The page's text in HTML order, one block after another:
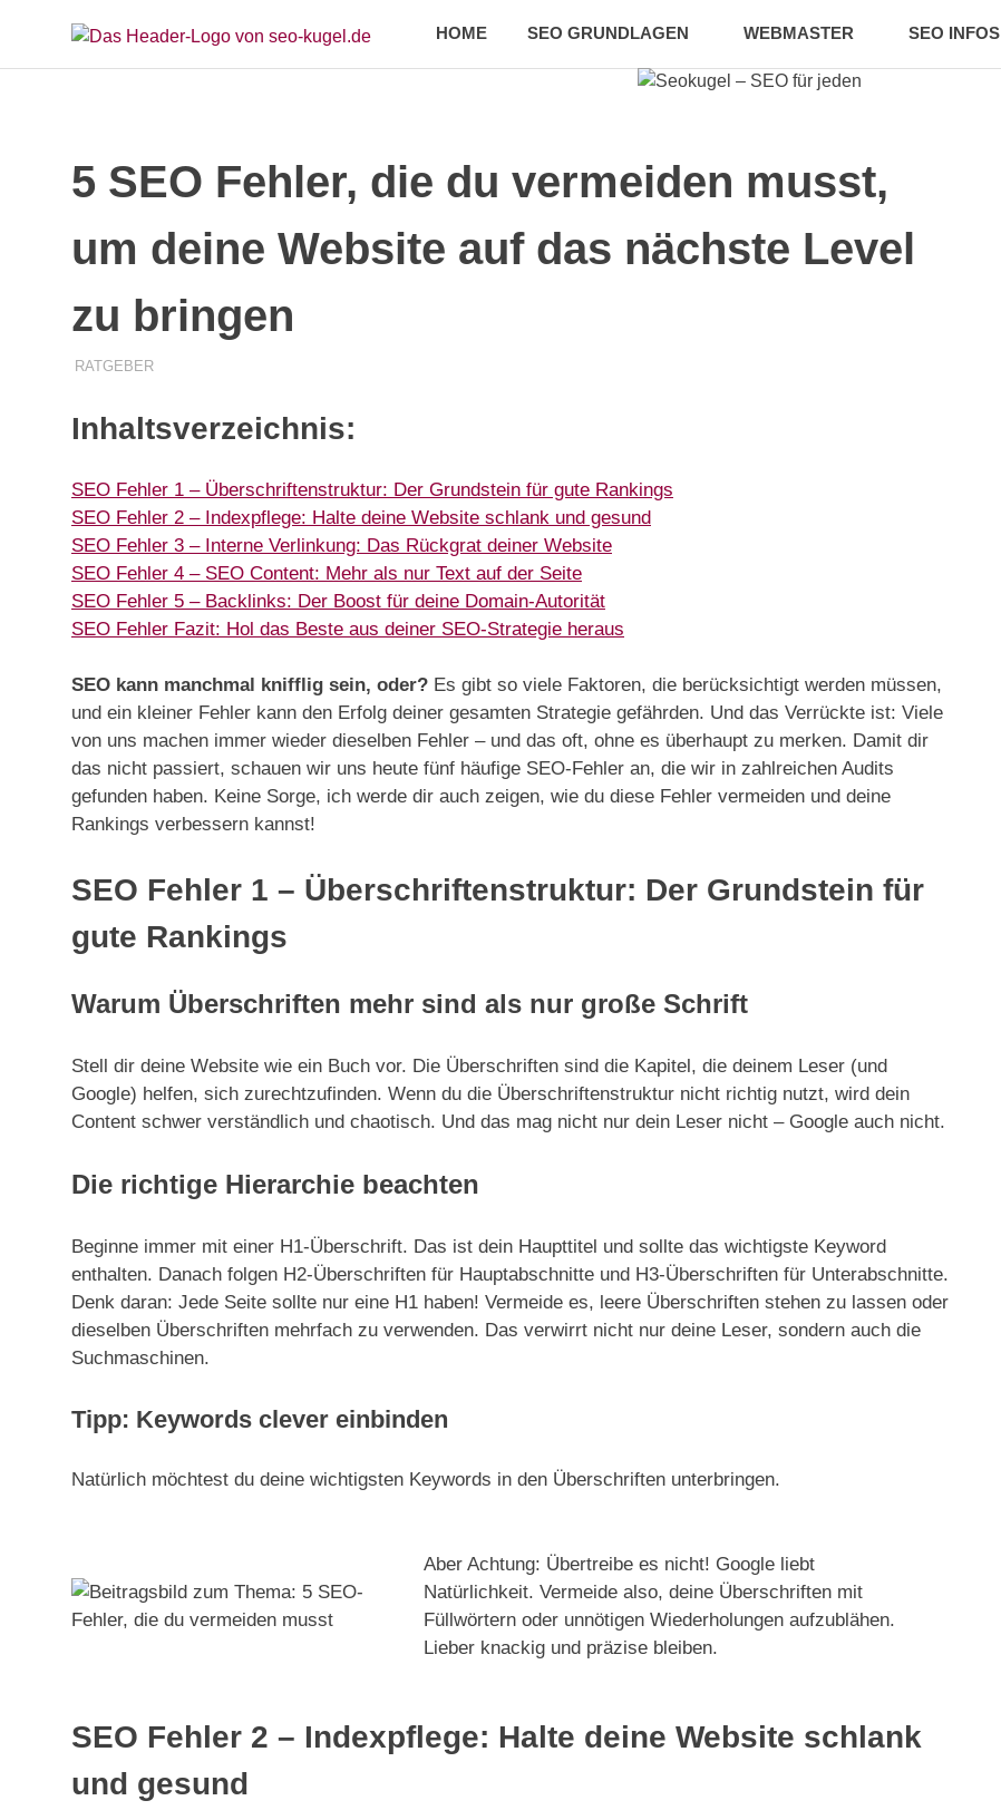
springen
Seokugel
SEO
für
HOME SEO GRUNDLAGEN WEBMASTER SEO INFOS
5 SEO Fehler, die du vermeiden musst,
um deine Website auf das nächste Level
zu bringen
3. SEPTEMBER 2024
MANFRED WEIDINGER
RATGEBER
Inhaltsverzeichnis:
SEO Fehler 1 – Überschriftenstruktur: Der Grundstein für gute Rankings
SEO Fehler 2 – Indexpflege: Halte deine Website schlank und gesund
SEO Fehler 3 – Interne Verlinkung: Das Rückgrat deiner Website
SEO Fehler 4 – SEO Content: Mehr als nur Text auf der Seite
SEO Fehler 5 – Backlinks: Der Boost für deine Domain-Autorität
SEO Fehler Fazit: Hol das Beste aus deiner SEO-Strategie heraus
SEO kann manchmal knifflig sein, oder? Es gibt so viele Faktoren, die berücksichtigt werden müssen,
und ein kleiner Fehler kann den Erfolg deiner gesamten Strategie gefährden. Und das Verrückte ist: Viele
von uns machen immer wieder dieselben Fehler – und das oft, ohne es überhaupt zu merken. Damit dir
das nicht passiert, schauen wir uns heute fünf häufige SEO-Fehler an, die wir in zahlreichen Audits
gefunden haben. Keine Sorge, ich werde dir auch zeigen, wie du diese Fehler vermeiden und deine
Rankings verbessern kannst!
SEO Fehler 1 – Überschriftenstruktur: Der Grundstein für
gute Rankings
Warum Überschriften mehr sind als nur große Schrift
Stell dir deine Website wie ein Buch vor. Die Überschriften sind die Kapitel, die deinem Leser (und
Google) helfen, sich zurechtzufinden. Wenn du die Überschriftenstruktur nicht richtig nutzt, wird dein
Content schwer verständlich und chaotisch. Und das mag nicht nur dein Leser nicht – Google auch nicht.
Die richtige Hierarchie beachten
Beginne immer mit einer H1-Überschrift. Das ist dein Haupttitel und sollte das wichtigste Keyword
enthalten. Danach folgen H2-Überschriften für Hauptabschnitte und H3-Überschriften für Unterabschnitte.
Denk daran: Jede Seite sollte nur eine H1 haben! Vermeide es, leere Überschriften stehen zu lassen oder
dieselben Überschriften mehrfach zu verwenden. Das verwirrt nicht nur deine Leser, sondern auch die
Suchmaschinen.
Tipp: Keywords clever einbinden
Natürlich möchtest du deine wichtigsten Keywords in den Überschriften unterbringen.
Aber Achtung: Übertreibe es nicht! Google liebt
Natürlichkeit. Vermeide also, deine Überschriften mit
Füllwörtern oder unnötigen Wiederholungen aufzublähen.
Lieber knackig und präzise bleiben.
SEO Fehler 2 – Indexpflege: Halte deine Website schlank
und gesund